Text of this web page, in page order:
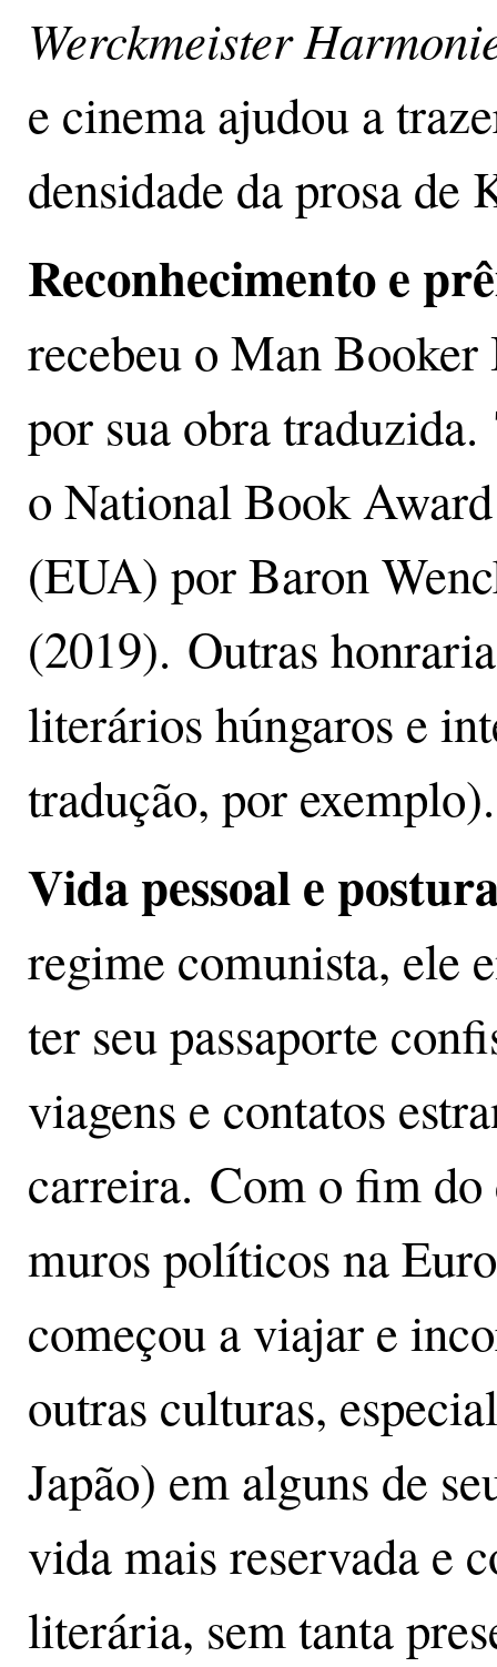
Werckmeister
e cinema ajudou a
densidade da prosa de
Reconhecimento e
recebeu o Man
por sua obra
o National Book
(EUA) por Baron
(2019). Outras
literários húngaros e
tradução, por exemplo).
Vida pessoal e
regime comunista, ele
ter seu passaporte
viagens e contatos
carreira. Com o fim do
muros políticos na
começou a viajar e
outras culturas,
Japão) em alguns de
vida mais reservada e
literária, sem tanta